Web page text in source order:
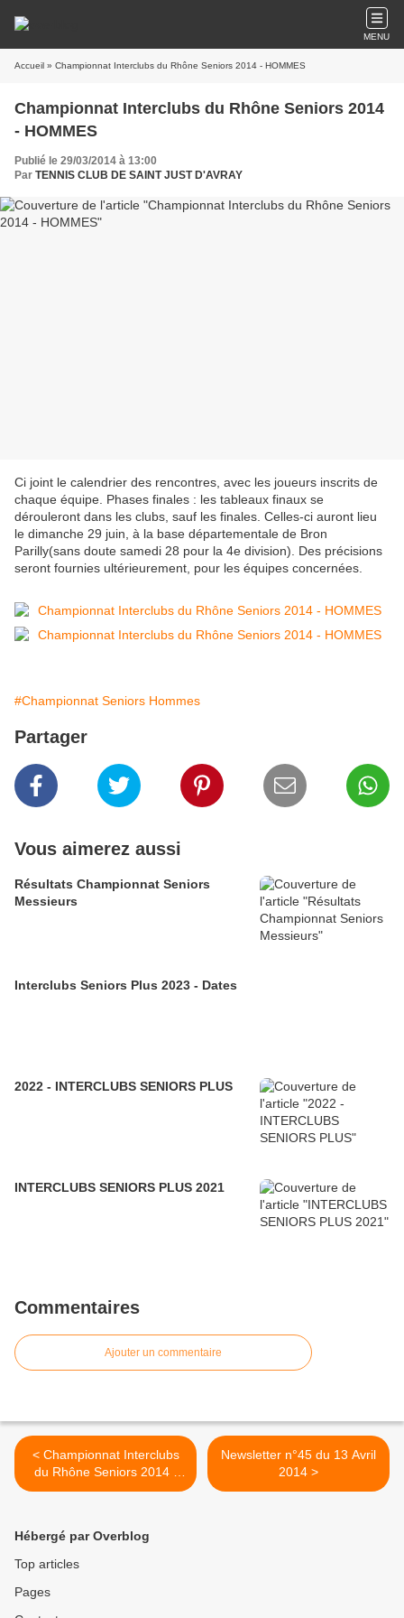
MENU
Accueil » Championnat Interclubs du Rhône Seniors 2014 - HOMMES
Championnat Interclubs du Rhône Seniors 2014
- HOMMES
Publié le 29/03/2014 à 13:00
Par TENNIS CLUB DE SAINT JUST D'AVRAY
Ci joint le calendrier des rencontres, avec les joueurs inscrits de
chaque équipe. Phases finales : les tableaux finaux se
dérouleront dans les clubs, sauf les finales. Celles-ci auront lieu
le dimanche 29 juin, à la base départementale de Bron
Parilly(sans doute samedi 28 pour la 4e division). Des précisions
seront fournies ultérieurement, pour les équipes concernées.
#Championnat Seniors Hommes
Partager
Vous aimerez aussi
Résultats Championnat Seniors
Messieurs
Interclubs Seniors Plus 2023 - Dates
2022 - INTERCLUBS SENIORS PLUS
INTERCLUBS SENIORS PLUS 2021
Commentaires
Ajouter un commentaire
< Championnat Interclubs
du Rhône Seniors 2014 -
FEMMES
Newsletter n°45 du 13 Avril
2014 >
Hébergé par Overblog
Top articles
Pages